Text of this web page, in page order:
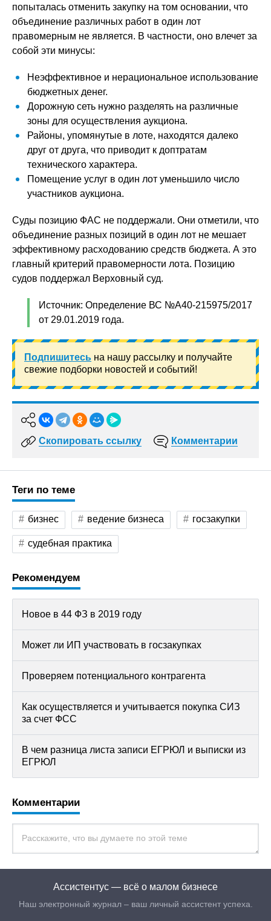
попыталась отменить закупку на том основании, что
объединение различных работ в один лот
правомерным не является. В частности, оно влечет за
собой эти минусы:
Неэффективное и нерациональное использование
бюджетных денег.
Дорожную сеть нужно разделять на различные
зоны для осуществления аукциона.
Районы, упомянутые в лоте, находятся далеко
друг от друга, что приводит к доптратам
технического характера.
Помещение услуг в один лот уменьшило число
участников аукциона.
Суды позицию ФАС не поддержали. Они отметили, что
объединение разных позиций в один лот не мешает
эффективному расходованию средств бюджета. А это
главный критерий правомерности лота. Позицию
судов поддержал Верховный суд.
Источник: Определение ВС №А40-215975/2017
от 29.01.2019 года.
Подпишитесь на нашу рассылку и получайте
свежие подборки новостей и событий!
Скопировать ссылку Комментарии
Теги по теме
бизнес ведение бизнеса госзакупки
судебная практика
Рекомендуем
Новое в 44 ФЗ в 2019 году
Может ли ИП участвовать в госзакупках
Проверяем потенциального контрагента
Как осуществляется и учитывается покупка СИЗ
за счет ФСС
В чем разница листа записи ЕГРЮЛ и выписки из
ЕГРЮЛ
Комментарии
Ассистентус — всё о малом бизнесе
Наш электронный журнал – ваш личный ассистент успеха.